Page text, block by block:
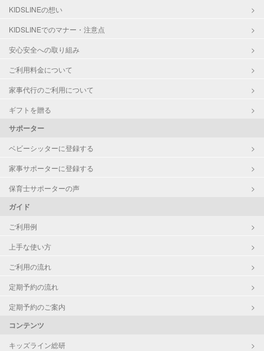
KIDSLINEの想い
KIDSLINEでのマナー・注意点
安心安全への取り組み
ご利用料金について
家事代行のご利用について
ギフトを贈る
サポーター
ベビーシッターに登録する
家事サポーターに登録する
保育士サポーターの声
ガイド
ご利用例
上手な使い方
ご利用の流れ
定期予約の流れ
定期予約のご案内
コンテンツ
キッズライン総研